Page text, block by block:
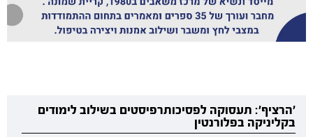
'הרציף': תעסוקה לפסיכותרפיסטים בשילוב לימודים
בקליניקה בפלורנטין